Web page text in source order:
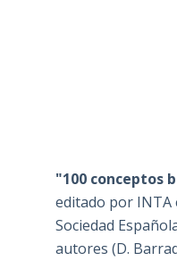
"100 conceptos
editado por INTA
Sociedad
autores (D.